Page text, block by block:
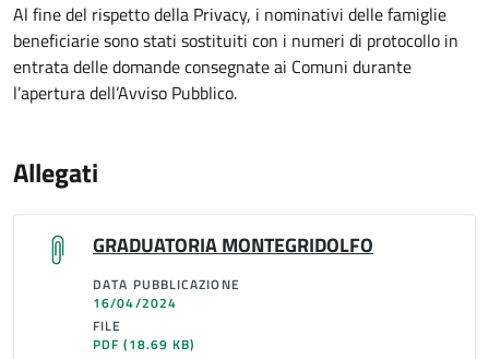
Al fine del rispetto della Privacy, i nominativi delle famiglie
beneficiarie sono stati sostituiti con i numeri di protocollo in
entrata delle domande consegnate ai Comuni durante
l’apertura dell’Avviso Pubblico.
Allegati
GRADUATORIA MONTEGRIDOLFO
DATA PUBBLICAZIONE
16/04/2024
FILE
PDF(18.69 KB)